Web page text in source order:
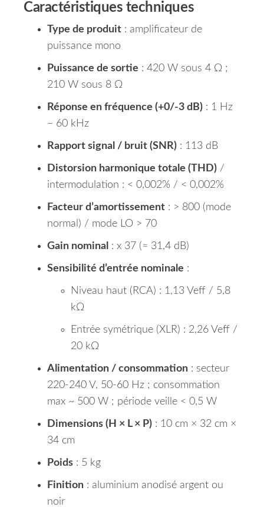
Caractéristiques techniques
Type de produit : amplificateur de
puissance mono
Puissance de sortie : 420 W sous 4 Ω ;
210 W sous 8 Ω
Réponse en fréquence (+0/-3 dB) : 1 Hz
– 60 kHz
Rapport signal / bruit (SNR) : 113 dB
Distorsion harmonique totale (THD) /
intermodulation : < 0,002% / < 0,002%
Facteur d’amortissement : > 800 (mode
normal) / mode LO > 70
Gain nominal : x 37 (≈ 31,4 dB)
Sensibilité d’entrée nominale :
Niveau haut (RCA) : 1,13 Veff / 5,8
kΩ
Entrée symétrique (XLR) : 2,26 Veff /
20 kΩ
Alimentation / consommation : secteur
220-240 V, 50-60 Hz ; consommation
max ~ 500 W ; période veille < 0,5 W
Dimensions (H × L × P) : 10 cm × 32 cm ×
34 cm
Poids : 5 kg
Finition : aluminium anodisé argent ou
noir